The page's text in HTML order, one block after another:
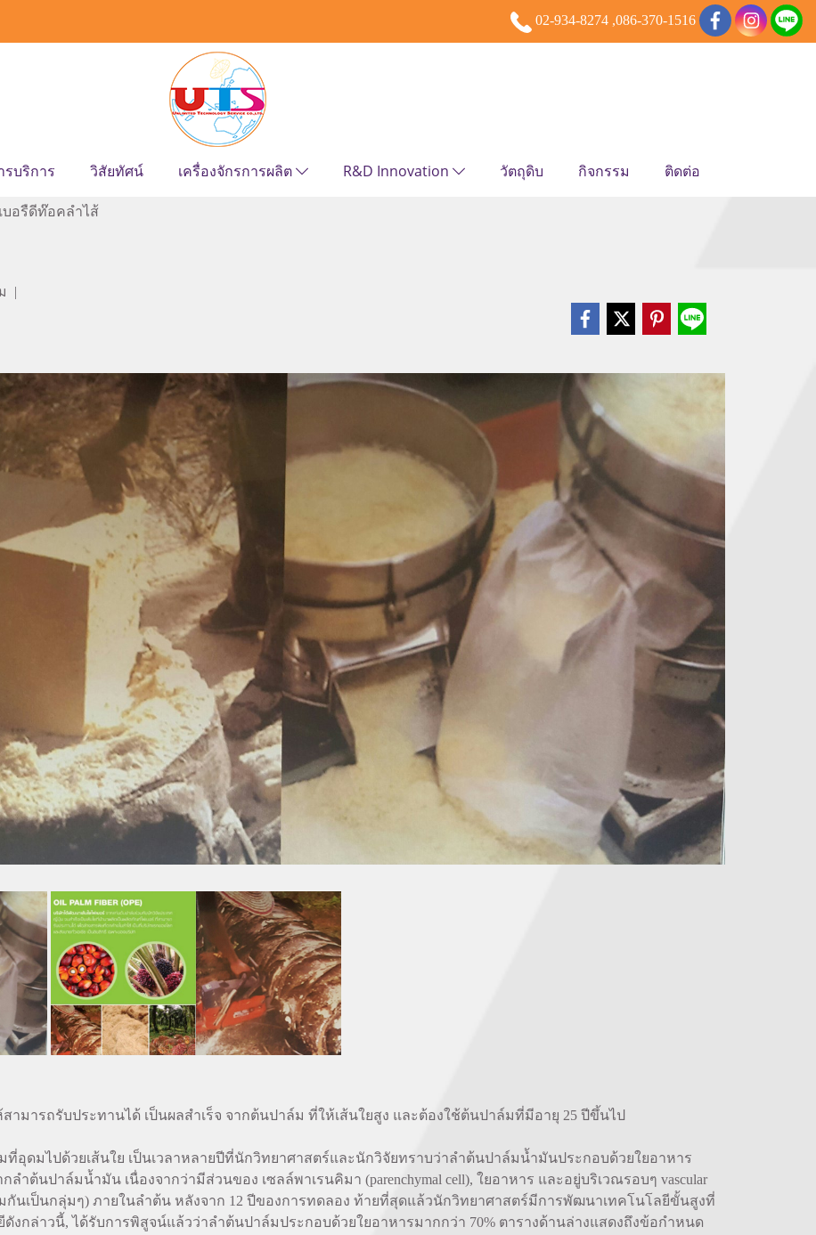
02-934-8274 ,086-370-1516
รบริการ วิสัยทัศน์ เครื่องจักรการผลิต R&D Innovation วัตถุดิบ กิจกรรม ติดต่อ
บอรืดีท๊อคลำไส้
|
ามารถรับประทานได้ เป็นผลสำเร็จ จากต้นปาล์ม ที่ให้เส้นใยสูง และต้องใช้ต้นปาล์มที่มีอายุ 25 ปีขึ้นไป
มไปด้วยเส้นใย เป็นเวลาหลายปีที่นักวิทยาศาสตร์และนักวิจัยทราบว่าลำต้นปาล์มน้ำมันประกอบด้วยใยอาหาร
ำต้นปาล์มน้ำมัน เนื่องจากว่ามีส่วนของ เซลล์พาเรนคิมา (parenchymal cell), ใยอาหาร และอยู่บริเวณรอบๆ vascular
มกันเป็นกลุ่มๆ) ภายในลำต้น หลังจาก 12 ปีของการทดลอง ท้ายที่สุดแล้วนักวิทยาศาสตร์มีการพัฒนาเทคโนโลยีขั้นสูงที่
ดังกล่าวนี้, ได้รับการพิสูจน์แล้วว่าลำต้นปาล์มประกอบด้วยใยอาหารมากกว่า 70% ตารางด้านล่างแสดงถึงข้อกำหนด